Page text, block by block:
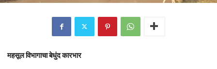
महसूल विभागाचा बेधुंद कारभार